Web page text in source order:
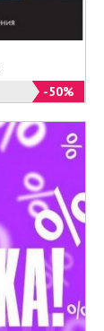
-50%